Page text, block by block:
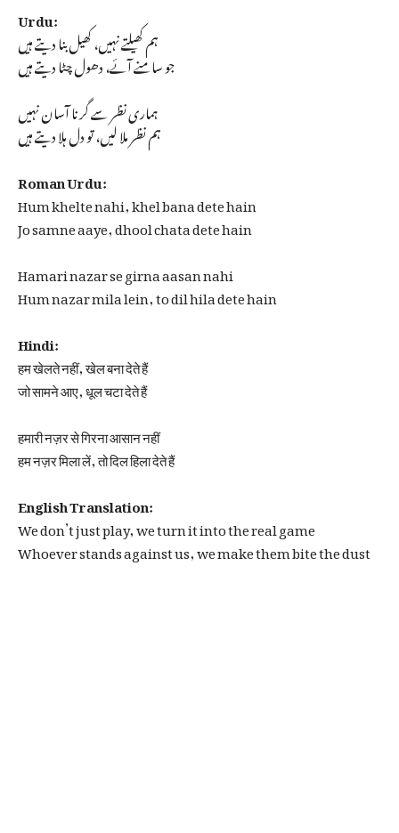
Urdu:
ہم کھیلتے نہیں، کھیل بنا دیتے ہیں
جو سامنے آئے، دھول چٹا دیتے ہیں
ہماری نظر سے گرنا آسان نہیں
ہم نظر ملا لیں، تو دل ہلا دیتے ہیں
Roman Urdu:
Hum khelte nahi, khel bana dete hain
Jo samne aaye, dhool chata dete hain
Hamari nazar se girna aasan nahi
Hum nazar mila lein, to dil hila dete hain
Hindi:
हम खेलते नहीं, खेल बना देते हैं
जो सामने आए, धूल चटा देते हैं
हमारी नज़र से गिरना आसान नहीं
हम नज़र मिला लें, तो दिल हिला देते हैं
English Translation:
We don’t just play, we turn it into the real game
Whoever stands against us, we make them bite the dust